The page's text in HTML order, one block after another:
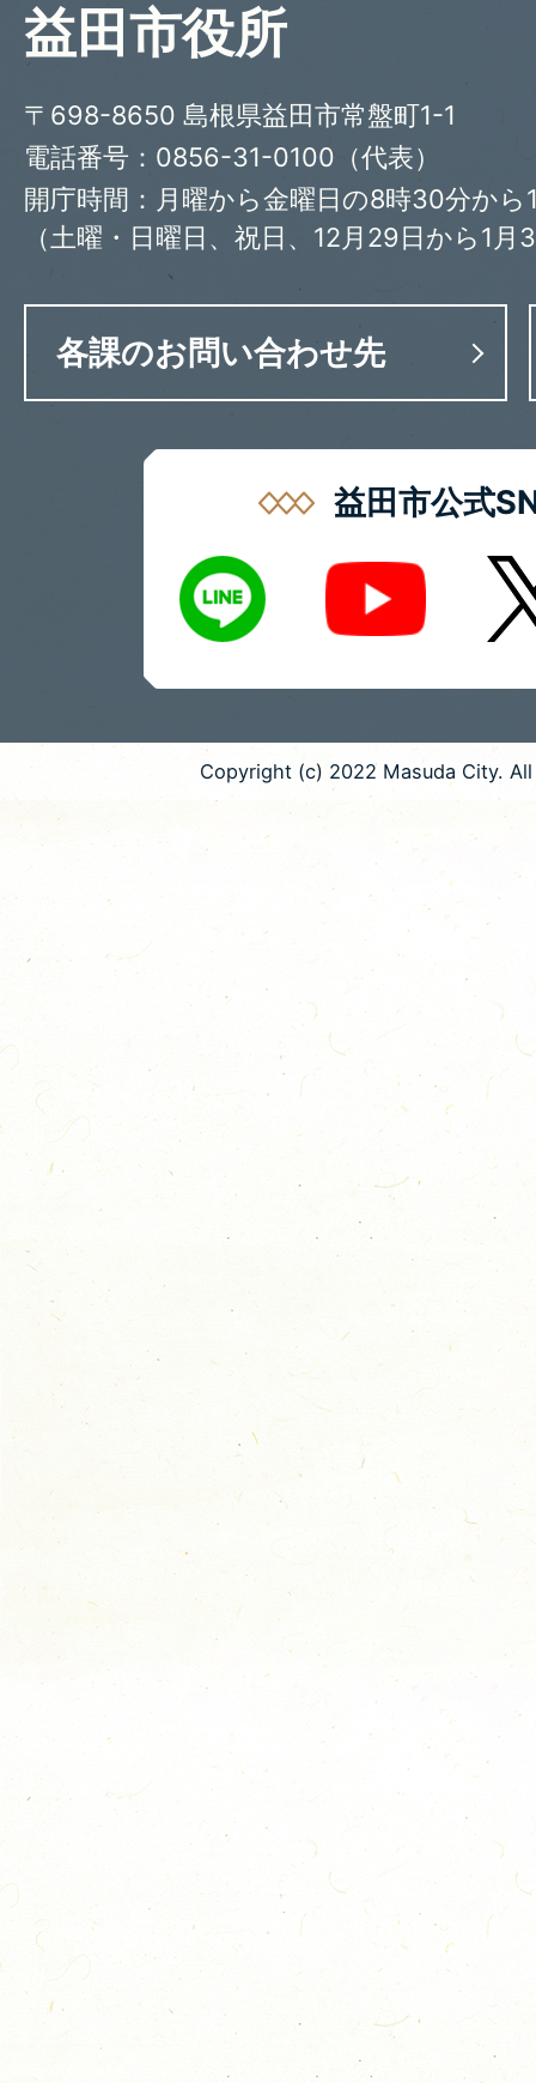
益田市役所
〒698-8650 島根県益田市常盤町1-1
電話番号：0856-31-0100（代表）
開庁時間：月曜から金曜日の8時30分から
（土曜・日曜日、祝日、12月29日から1月
各課のお問い合わせ先
益田市公式
LINE
Youtube X
Copyright (c) 2022 Masuda City.